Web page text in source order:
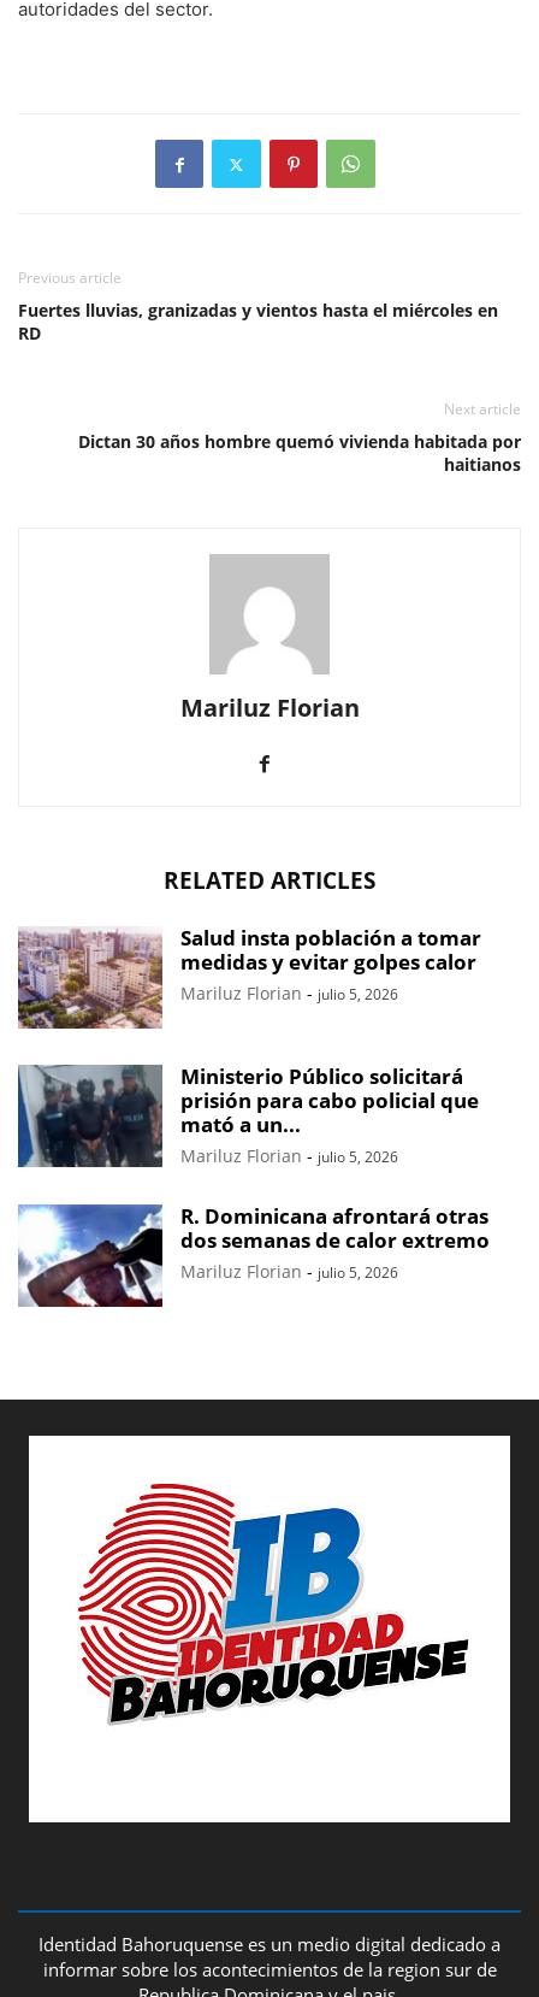
autoridades del sector.
Previous article
Fuertes lluvias, granizadas y vientos hasta el miércoles en
RD
Next article
Dictan 30 años hombre quemó vivienda habitada por
haitianos
Mariluz Florian
RELATED ARTICLES
Salud insta población a tomar
medidas y evitar golpes calor
Mariluz Florian - julio 5, 2026
Ministerio Público solicitará
prisión para cabo policial que
mató a un...
Mariluz Florian - julio 5, 2026
R. Dominicana afrontará otras
dos semanas de calor extremo
Mariluz Florian - julio 5, 2026
Identidad Bahoruquense es un medio digital dedicado a
informar sobre los acontecimientos de la region sur de